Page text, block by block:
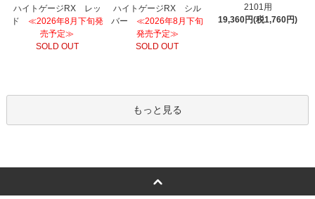
ハイトゲージRX レッ
ド ≪2026年8月下旬発
売予定≫
SOLD OUT
ハイトゲージRX シル
バー ≪2026年8月下旬
発売予定≫
SOLD OUT
2101用
19,360円(税1,760円)
もっと見る